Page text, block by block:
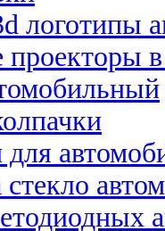
логотипы